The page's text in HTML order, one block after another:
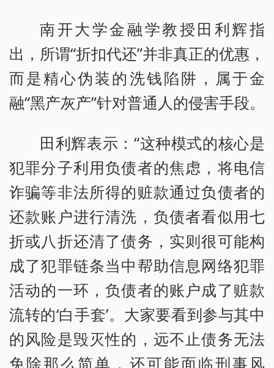
南开大学金融学教授田利辉指
出，所谓“折扣代还”并非真正的优惠，
而是精心伪装的洗钱陷阱，属于金
融“黑产灰产”针对普通人的侵害手段。
田利辉表示：“这种模式的核心是
犯罪分子利用负债者的焦虑，将电信
诈骗等非法所得的赃款通过负债者的
还款账户进行清洗，负债者看似用七
折或八折还清了债务，实则很可能构
成了犯罪链条当中帮助信息网络犯罪
活动的一环，负债者的账户成了赃款
流转的‘白手套’。大家要看到参与其中
的风险是毁灭性的，远不止债务无法
免除那么简单，还可能面临刑事风